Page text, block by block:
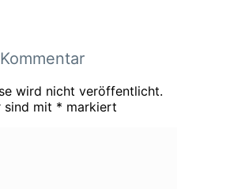
wird nicht veröffentlicht.
sind mit * markiert